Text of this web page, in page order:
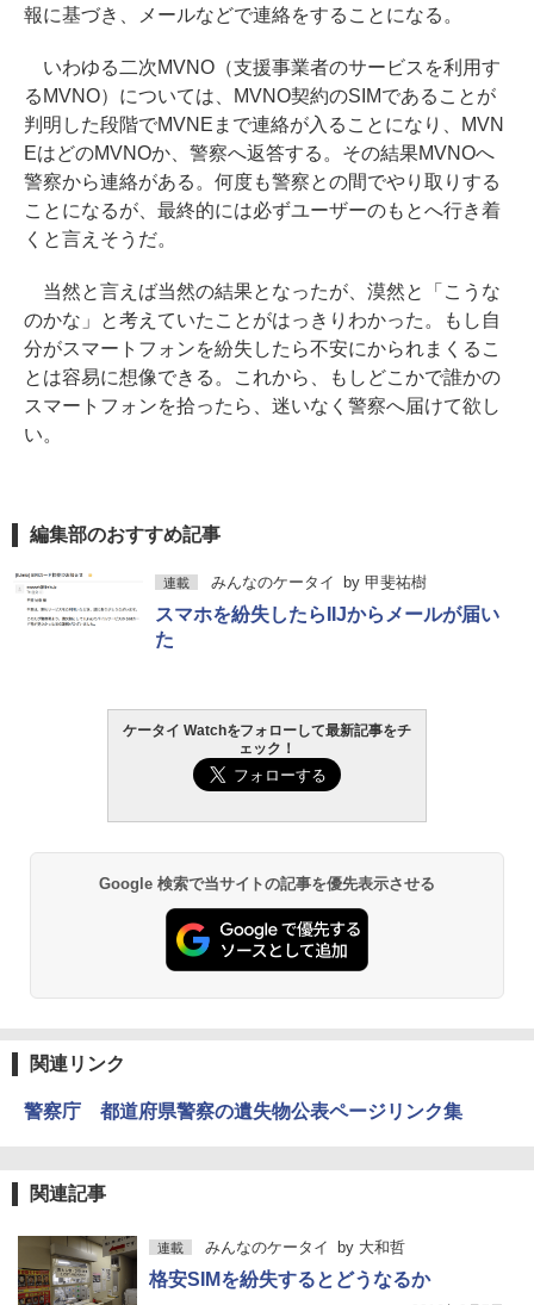
報に基づき、メールなどで連絡をすることになる。
いわゆる二次MVNO（支援事業者のサービスを利用す
るMVNO）については、MVNO契約のSIMであることが
判明した段階でMVNEまで連絡が入ることになり、MVN
EはどのMVNOか、警察へ返答する。その結果MVNOへ
警察から連絡がある。何度も警察との間でやり取りする
ことになるが、最終的には必ずユーザーのもとへ行き着
くと言えそうだ。
当然と言えば当然の結果となったが、漠然と「こうな
のかな」と考えていたことがはっきりわかった。もし自
分がスマートフォンを紛失したら不安にかられまくるこ
とは容易に想像できる。これから、もしどこかで誰かの
スマートフォンを拾ったら、迷いなく警察へ届けて欲し
い。
編集部のおすすめ記事
連載 みんなのケータイ by 甲斐祐樹
スマホを紛失したらIIJからメールが届い
た
ケータイ Watchをフォローして最新記事をチ
ェック！
Google 検索で当サイトの記事を優先表示させる
関連リンク
警察庁 都道府県警察の遺失物公表ページリンク集
関連記事
連載 みんなのケータイ by 大和哲
格安SIMを紛失するとどうなるか